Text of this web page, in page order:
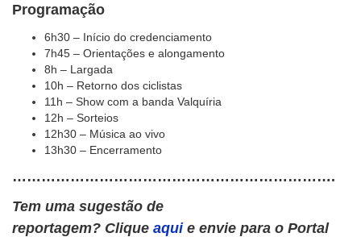
Programação
6h30 – Início do credenciamento
7h45 – Orientações e alongamento
8h – Largada
10h – Retorno dos ciclistas
11h – Show com a banda Valquíria
12h – Sorteios
12h30 – Música ao vivo
13h30 – Encerramento
………………………………………………………….
Tem uma sugestão de
reportagem? Clique aqui e envie para o Portal